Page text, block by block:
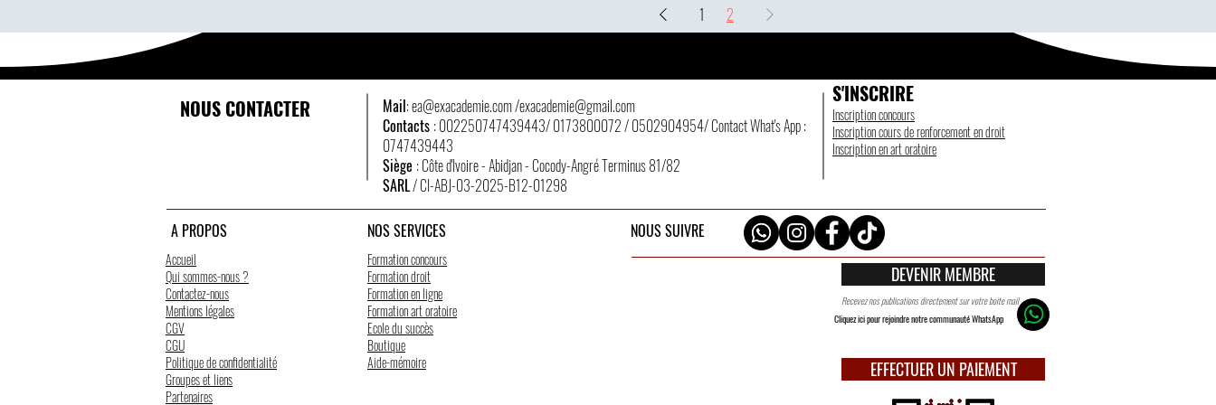
1 2
NOUS CONTACTER Mail:ea@exacademie.com/exacademie@gmail.com
Contacts : 002250747439443/ 0173800072 / 0502904954/ Contact What's App :
0747439443
Siège : Côte d'Ivoire - Abidjan - Cocody-Angré Terminus 81/82
SARL/ CI-ABJ-03-2025-B12-01298
S'INSCRIRE
Inscription concours
Inscription cours de renforcement en droit
Inscription en art oratoire
A PROPOS
Accueil
Qui sommes-nous ?
Contactez-nous
Mentions légales
CGV
CGU
Politique de confidentialité
Groupes et liens
Partenaires
NOS SERVICES
Formation concours
Formation droit
Formation en ligne
Formation art oratoire
Ecole du succès
Boutique
Aide-mémoire
NOUS SUIVRE
DEVENIR MEMBRE
Recevez nos publications directement sur votre boite mail
Cliquez ici pour rejoindre notre communauté WhatsApp
EFFECTUER UN PAIEMENT